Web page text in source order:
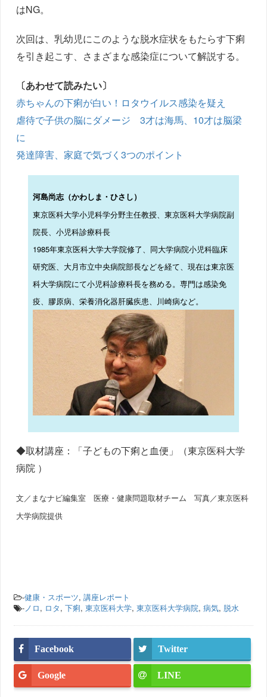
はNG。
次回は、乳幼児にこのような脱水症状をもたらす下痢
を引き起こす、さまざまな感染症について解説する。
〔あわせて読みたい〕
赤ちゃんの下痢が白い！ロタウイルス感染を疑え
虐待で子供の脳にダメージ 3才は海馬、10才は脳梁
に
発達障害、家庭で気づく3つのポイント
河島尚志（かわしま・ひさし）
東京医科大学小児科学分野主任教授、東京医科大学病院副
院長、小児科診療科長
1985年東京医科大学大学院修了、同大学病院小児科臨床
研究医、大月市立中央病院部長などを経て、現在は東京医
科大学病院にて小児科診療科長を務める。専門は感染免
疫、膠原病、栄養消化器肝臓疾患、川崎病など。
◆取材講座：「子どもの下痢と血便」（東京医科大学
病院 ）
文／まなナビ編集室 医療・健康問題取材チーム写真／東京医科
大学病院提供
-健康・スポーツ,講座レポート
-ノロ, ロタ,下痢,東京医科大学,東京医科大学病院,病気, 脱水
Facebook Twitter
Google LINE